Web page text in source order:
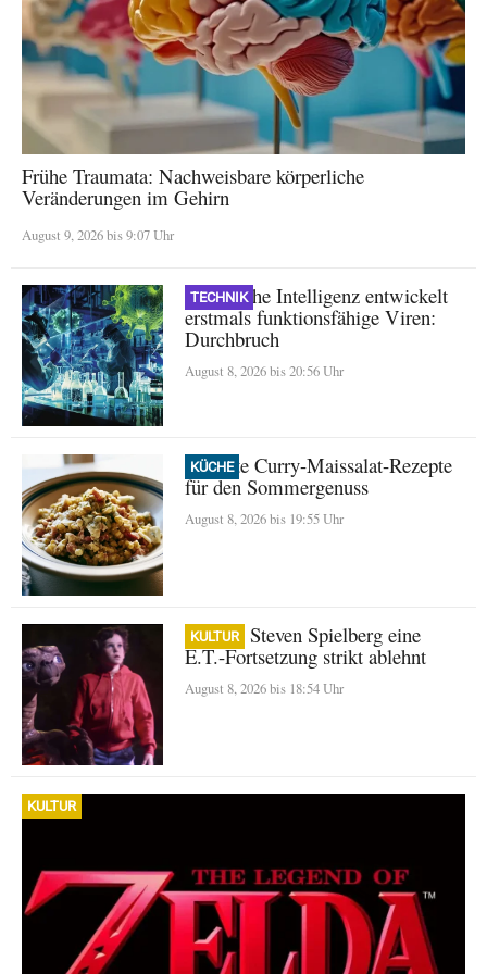
Frühe Traumata: Nachweisbare körperliche
Veränderungen im Gehirn
August 9, 2026 bis 9:07 Uhr
TECHNIK
Künstliche Intelligenz entwickelt
erstmals funktionsfähige Viren:
Durchbruch
August 8, 2026 bis 20:56 Uhr
KÜCHE
Perfekte Curry-Maissalat-Rezepte
für den Sommergenuss
August 8, 2026 bis 19:55 Uhr
KULTUR
Warum Steven Spielberg eine
E.T.-Fortsetzung strikt ablehnt
August 8, 2026 bis 18:54 Uhr
KULTUR